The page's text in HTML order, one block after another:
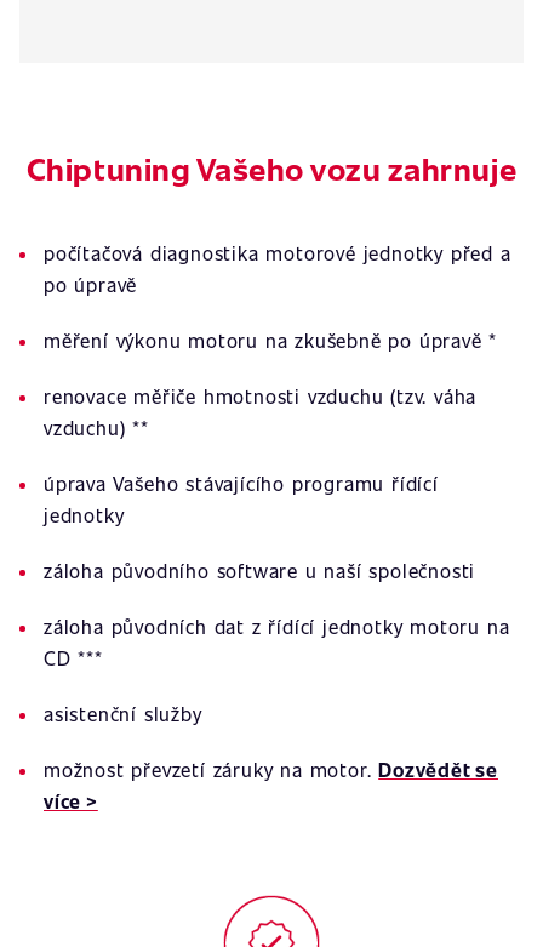
Chiptuning Vašeho vozu zahrnuje
počítačová diagnostika motorové jednotky před a
po úpravě
měření výkonu motoru na zkušebně po úpravě *
renovace měřiče hmotnosti vzduchu (tzv. váha
vzduchu) **
úprava Vašeho stávajícího programu řídící
jednotky
záloha původního software u naší společnosti
záloha původních dat z řídící jednotky motoru na
CD ***
asistenční služby
možnost převzetí záruky na motor.Dozvědět se
více >